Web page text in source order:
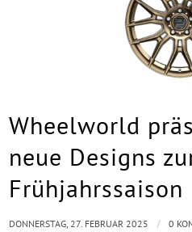
Wheelworld
neue Designs
Frühjahrssaison
DONNERSTAG, 27. FEBRUAR 2025 / 0